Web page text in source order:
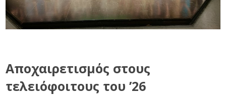
Αποχαιρετισμός στους
τελειόφοιτους του ’26